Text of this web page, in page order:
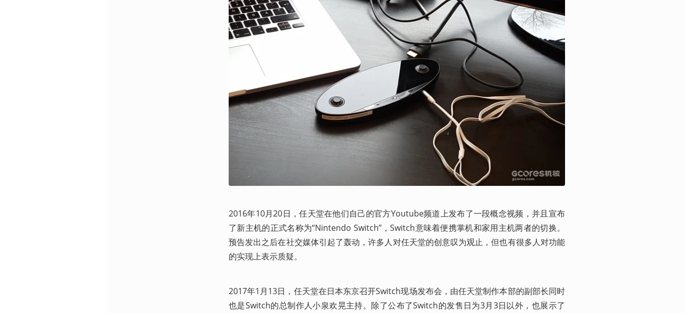
2016年10月20日，任天堂在他们自己的官方Youtube频道上发布了一段概念视频，并且宣布
了新主机的正式名称为“Nintendo Switch”，Switch意味着便携掌机和家用主机两者的切换。
预告发出之后在社交媒体引起了轰动，许多人对任天堂的创意叹为观止，但也有很多人对功能
的实现上表示质疑。
2017年1月13日，任天堂在日本东京召开Switch现场发布会，由任天堂制作本部的副部长同时
也是Switch的总制作人小泉欢晃主持。除了公布了Switch的发售日为3月3日以外，也展示了